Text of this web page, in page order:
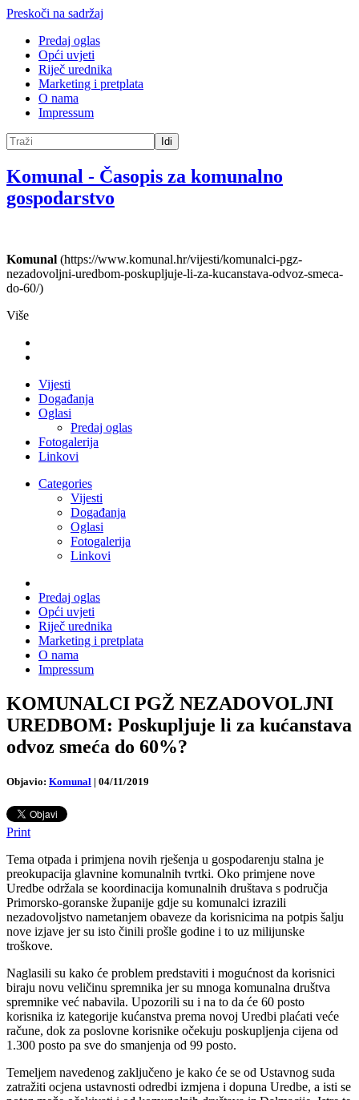
Preskoči na sadržaj
Predaj oglas
Opći uvjeti
Riječ urednika
Marketing i pretplata
O nama
Impressum
Idi
Komunal - Časopis za komunalno
gospodarstvo
Komunal (https://www.komunal.hr/vijesti/komunalci-pgz-
nezadovoljni-uredbom-poskupljuje-li-za-kucanstava-odvoz-smeca-
do-60/)
Više
Vijesti
Događanja
Oglasi
Predaj oglas
Fotogalerija
Linkovi
Categories
Vijesti
Događanja
Oglasi
Fotogalerija
Linkovi
Predaj oglas
Opći uvjeti
Riječ urednika
Marketing i pretplata
O nama
Impressum
KOMUNALCI PGŽ NEZADOVOLJNI
UREDBOM: Poskupljuje li za kućanstava
odvoz smeća do 60%?
Objavio: Komunal | 04/11/2019
Print
Tema otpada i primjena novih rješenja u gospodarenju stalna je
preokupacija glavnine komunalnih tvrtki. Oko primjene nove
Uredbe održala se koordinacija komunalnih društava s područja
Primorsko-goranske županije gdje su komunalci izrazili
nezadovoljstvo nametanjem obaveze da korisnicima na potpis šalju
nove izjave jer su isto činili prošle godine i to uz milijunske
troškove.
Naglasili su kako će problem predstaviti i mogućnost da korisnici
biraju novu veličinu spremnika jer su mnoga komunalna društva
spremnike već nabavila. Upozorili su i na to da će 60 posto
korisnika iz kategorije kućanstva prema novoj Uredbi plaćati veće
račune, dok za poslovne korisnike očekuju poskupljenja cijena od
1.300 posto pa sve do smanjenja od 99 posto.
Temeljem navedenog zaključeno je kako će se od Ustavnog suda
zatražiti ocjena ustavnosti odredbi izmjena i dopuna Uredbe, a isti se